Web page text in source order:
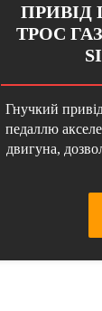
ПРИВІД
ТРОС
Гнучкий
педаллю
двигуна,